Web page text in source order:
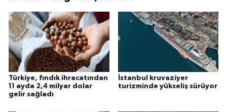
Türkiye, fındık ihracatından
11 ayda 2,4 milyar dolar
gelir sağladı
İstanbul kruvaziyer
turizminde yükseliş sürüyor